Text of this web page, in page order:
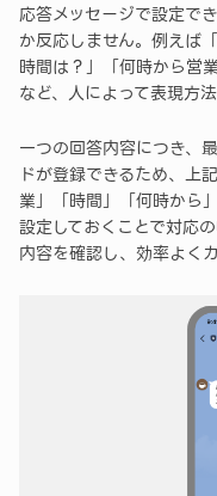
応答メッセージで設定で
か反応しません。例えば
時間は？」「何時から営
など、人によって表現方法
一つの回答内容につき、
ドが登録できるため、上
業」「時間」「何時から
設定しておくことで対応
内容を確認し、効率よく